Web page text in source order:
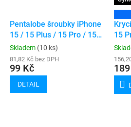
Pentalobe šroubky iPhone
15 / 15 Plus / 15 Pro / 15
Pro Max (10ks)
Skladem (10 ks)
81,82 Kč bez DPH
99 Kč
DETAIL
15